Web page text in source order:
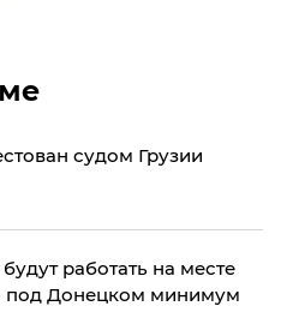
судом Грузии
работать на месте
под Донецком минимум